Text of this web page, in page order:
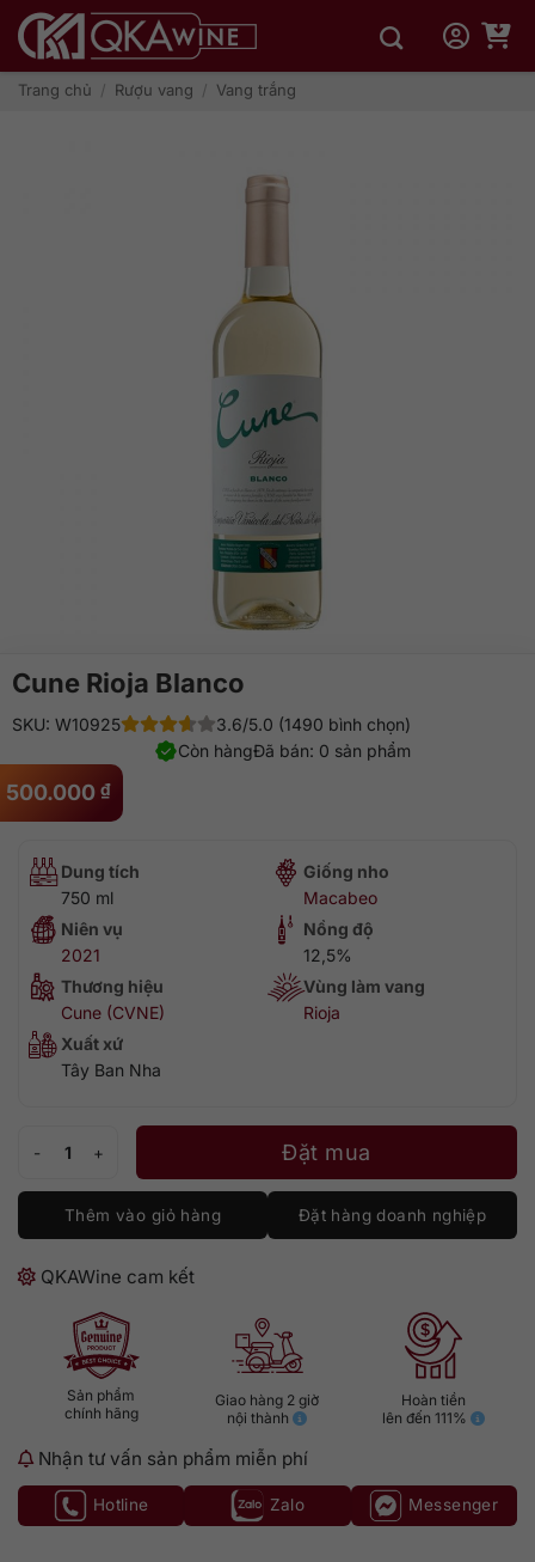
qua
dungTrang chủ / Rượu vang / Vang trắng
Cune Rioja Blanco
500.000 ₫
SKU: W10925
3.6/5.0 (1490 bình chọn)
Đã bán: 0 sản phẩm
Còn hàng
Dung tích
750 ml
Giống nho
Macabeo
Niên vụ
2021
Nồng độ
12,5%
Thương hiệu
Cune (CVNE)
Vùng làm vang
Rioja
Xuất xứ
Tây Ban Nha
Đặt mua
Thêm vào giỏ hàng Đặt hàng doanh nghiệp
QKAWine cam kết
Sản phẩm
chính hãng
Giao hàng 2 giờ
nội thành
Hoàn tiền
lên đến 111%
Nhận tư vấn sản phẩm miễn phí
Hotline Zalo Messenger